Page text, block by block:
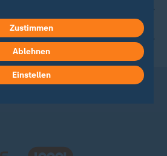
widerrufen oder ändern.
Impressum.
findest du in unserer
Zustimmen
Ablehnen
Einstellen